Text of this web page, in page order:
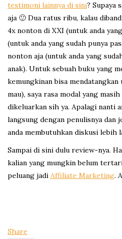
testimoni lainnya di sini? Supaya
aja 🙂 Dua ratus ribu, kalau
4x nonton di XXI (untuk anda
(untuk anda yang sudah punya
nonton aja (untuk anda yang
anak). Untuk sebuah buku yang
kemungkinan bisa mendatangkan
mau), saya rasa modal yang
dikeluarkan sih ya. Apalagi nanti
langsung dengan penulisnya dan
anda membutuhkan diskusi lebih
Sampai di sini dulu review-nya.
kalian yang mungkin belum
peluang jadi Affiliate Marketing.
Share